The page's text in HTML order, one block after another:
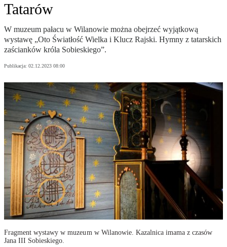
Tatarów
W muzeum pałacu w Wilanowie można obejrzeć wyjątkową
wystawę „Oto Światłość Wielka i Klucz Rajski. Hymny z tatarskich
zaścianków króla Sobieskiego”.
Publikacja: 02.12.2023 08:00
Fragment wystawy w muzeum w Wilanowie. Kazalnica imama z czasów
Jana III Sobieskiego.